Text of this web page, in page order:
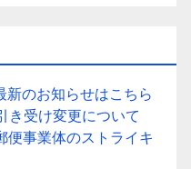
新のお知らせはこちら
受け変更について
事業体のストライキ